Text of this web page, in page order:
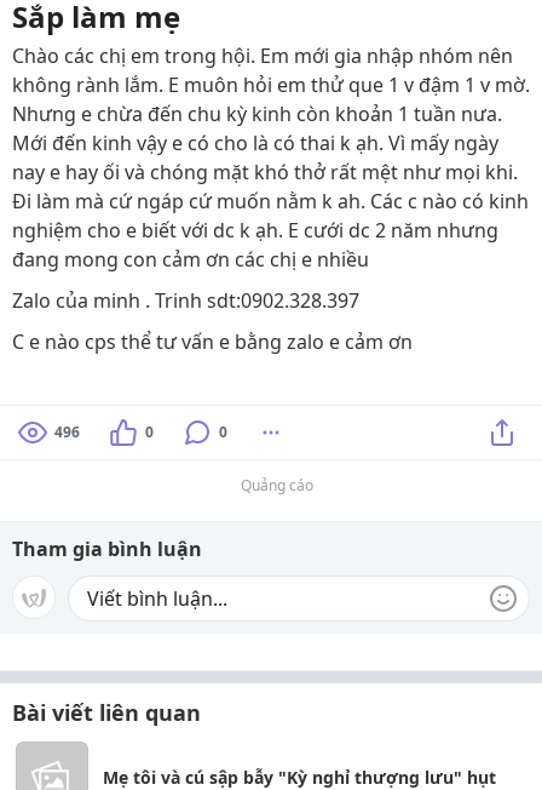
Sắp làm mẹ
Chào các chị em trong hội. Em mới gia nhập nhóm nên
không rành lắm. E muôn hỏi em thử que 1 v đậm 1 v mờ.
Nhưng e chừa đến chu kỳ kinh còn khoản 1 tuần nưa.
Mới đến kinh vậy e có cho là có thai k ạh. Vì mấy ngày
nay e hay ối và chóng mặt khó thở rất mệt như mọi khi.
Đi làm mà cứ ngáp cứ muốn nằm k ah. Các c nào có kinh
nghiệm cho e biết với dc k ạh. E cưới dc 2 năm nhưng
đang mong con cảm ơn các chị e nhiều
Zalo của minh . Trinh sdt:0902.328.397
C e nào cps thể tư vấn e bằng zalo e cảm ơn
496 0 0
Quảng cáo
Tham gia bình luận
Bài viết liên quan
Mẹ tôi và cú sập bẫy "Kỳ nghỉ thượng lưu" hụt